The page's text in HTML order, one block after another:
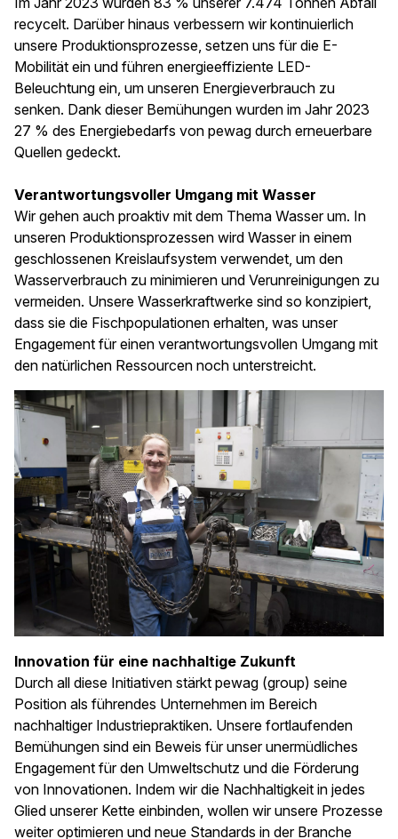
recycelt. Darüber hinaus verbessern wir kontinuierlich
unsere Produktionsprozesse, setzen uns für die E-
Mobilität ein und führen energieeffiziente LED-
Beleuchtung ein, um unseren Energieverbrauch zu
senken. Dank dieser Bemühungen wurden im Jahr 2023
27 % des Energiebedarfs von pewag durch erneuerbare
Quellen gedeckt.
Verantwortungsvoller Umgang mit Wasser
Wir gehen auch proaktiv mit dem Thema Wasser um. In
unseren Produktionsprozessen wird Wasser in einem
geschlossenen Kreislaufsystem verwendet, um den
Wasserverbrauch zu minimieren und Verunreinigungen zu
vermeiden. Unsere Wasserkraftwerke sind so konzipiert,
dass sie die Fischpopulationen erhalten, was unser
Engagement für einen verantwortungsvollen Umgang mit
den natürlichen Ressourcen noch unterstreicht.
Innovation für eine nachhaltige Zukunft
Durch all diese Initiativen stärkt pewag (group) seine
Position als führendes Unternehmen im Bereich
nachhaltiger Industriepraktiken. Unsere fortlaufenden
Bemühungen sind ein Beweis für unser unermüdliches
Engagement für den Umweltschutz und die Förderung
von Innovationen. Indem wir die Nachhaltigkeit in jedes
Glied unserer Kette einbinden, wollen wir unsere Prozesse
weiter optimieren und neue Standards in der Branche